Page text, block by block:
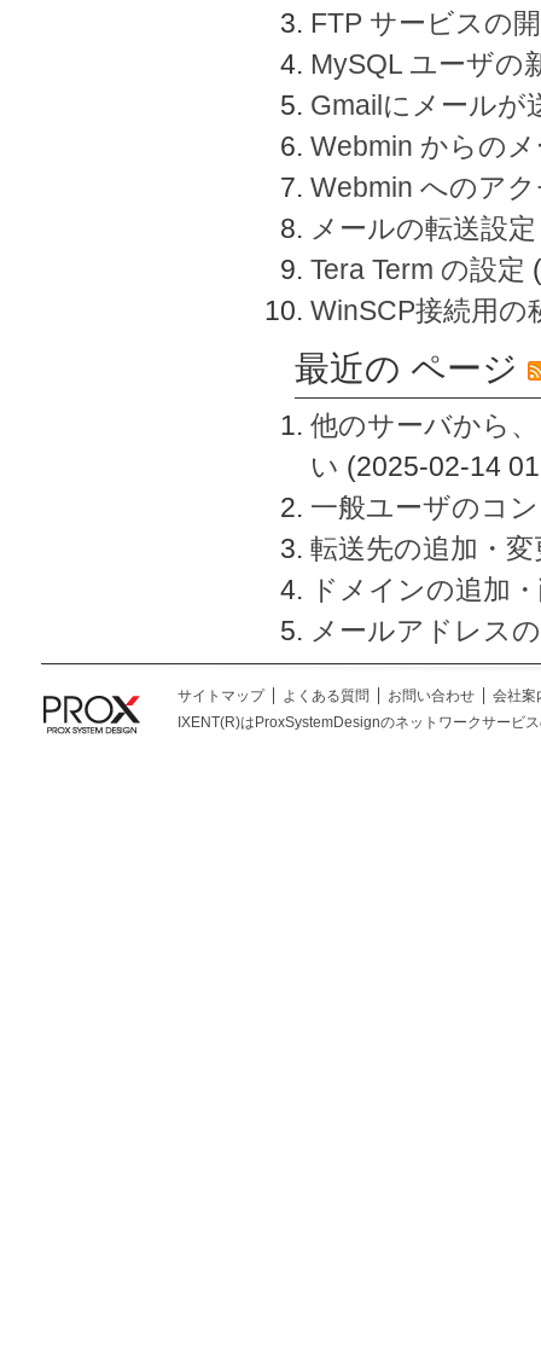
FTP サービスの
MySQL ユーザの
Gmailにメールが
Webmin からの
Webmin へのア
メールの転送設定
Tera Term の設定
WinSCP接続用の
最近の ページ
他のサーバから
い (2025-02-14
一般ユーザのコ
転送先の追加・
ドメインの追加
メールアドレス
サイトマップ よくある質問 お問い合わせ
会社案
IXENT(R)はProxSystemDesignのネットワークサービ